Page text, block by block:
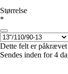
Størrelse
*
Dette felt er påkrævet
Sendes inden for 4